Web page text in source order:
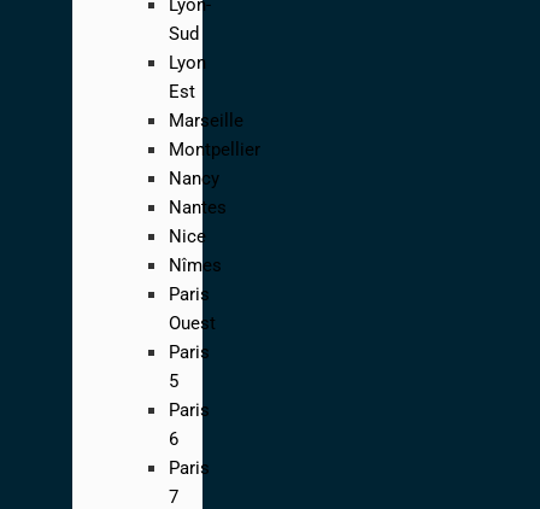
Sud
Lyon
Est
Marseille
Montpellier
Nancy
Nantes
Nice
Nîmes
Paris
Ouest
Paris
5
Paris
6
Paris
7